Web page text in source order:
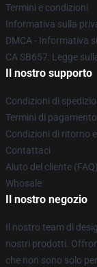
Termini e condizioni
Informativa sulla
DMCA - Informativa
CA SB657: Legge
Il nostro supporto
Condizioni di
Termini di pagamento
Condizioni di ritorno
Contattaci
Aiuto del cliente (FAQ)
Whosale
Il nostro negozio
Il nostro team di
nostri prodotti.
che non sono solo